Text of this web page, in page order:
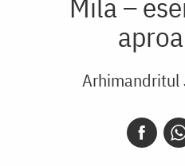
Mila –
Arhimandritul